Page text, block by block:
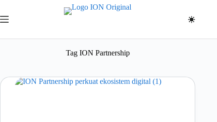
content
TagION Partnership